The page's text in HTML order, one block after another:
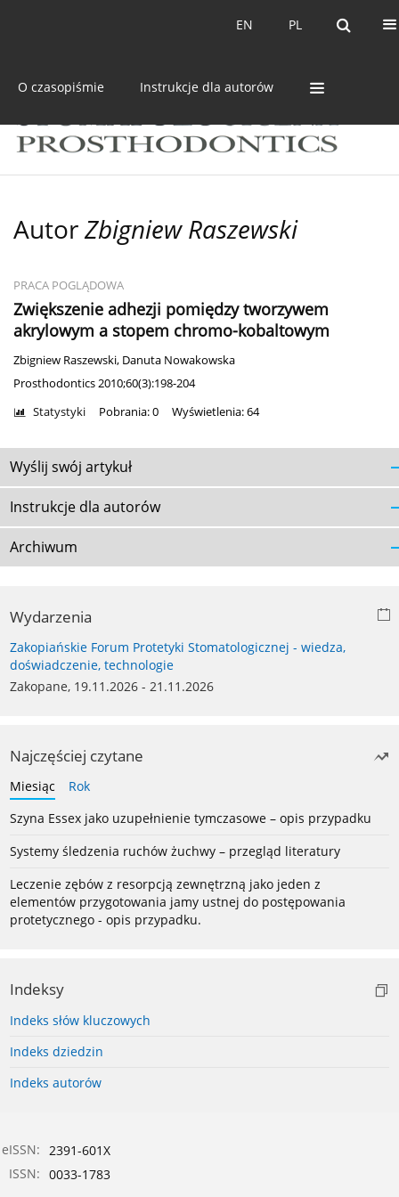
PL
EN PL
EN
O czasopiśmie Instrukcje dla autorów
AutorZbigniew Raszewski
PRACA POGLĄDOWA
Zwiększenie adhezji pomiędzy tworzywem
akrylowym a stopem chromo-kobaltowym
Zbigniew Raszewski, Danuta Nowakowska
Prosthodontics 2010;60(3):198-204
Statystyki Pobrania: 0 Wyświetlenia: 64
Wyślij swój artykuł
Instrukcje dla autorów
Archiwum
Wydarzenia
Zakopiańskie Forum Protetyki Stomatologicznej - wiedza,
doświadczenie, technologie
Zakopane, 19.11.2026 - 21.11.2026
Najczęściej czytane
Miesiąc
Rok
Szyna Essex jako uzupełnienie tymczasowe – opis przypadku
Systemy śledzenia ruchów żuchwy – przegląd literatury
Leczenie zębów z resorpcją zewnętrzną jako jeden z
elementów przygotowania jamy ustnej do postępowania
protetycznego - opis przypadku.
Indeksy
Indeks słów kluczowych
Indeks dziedzin
Indeks autorów
eISSN: 2391-601X
ISSN: 0033-1783